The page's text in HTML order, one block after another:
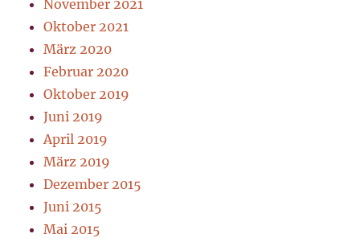
November 2021
Oktober 2021
März 2020
Februar 2020
Oktober 2019
Juni 2019
April 2019
März 2019
Dezember 2015
Juni 2015
Mai 2015